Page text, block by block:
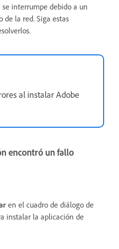
interrumpe debido a un
de la red. Siga estas
al instalar Adobe
encontró un fallo
en el cuadro de diálogo de
instalar la aplicación de